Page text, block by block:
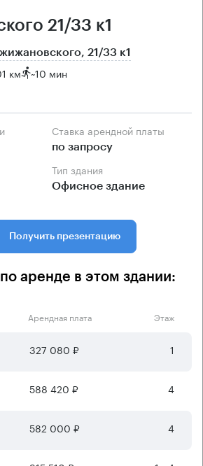
21/33 к1
21/33 к1
км ~10 мин
Ставка арендной платы
по запросу
Тип здания
Офисное здание
Получить презентацию
аренде в этом здании:
Арендная плата Этаж
327 080 ₽ 1
588 420 ₽ 4
582 000 ₽ 4